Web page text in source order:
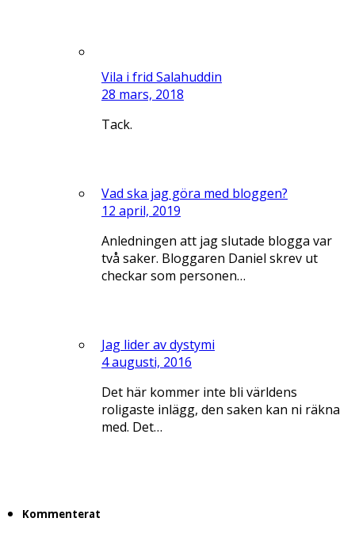
Vila i frid Salahuddin
28 mars, 2018
Tack.
Vad ska jag göra med bloggen?
12 april, 2019
Anledningen att jag slutade blogga var
två saker. Bloggaren Daniel skrev ut
checkar som personen…
Jag lider av dystymi
4 augusti, 2016
Det här kommer inte bli världens
roligaste inlägg, den saken kan ni räkna
med. Det…
Kommenterat